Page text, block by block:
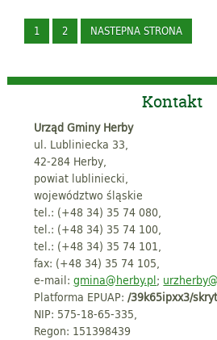
1 2 NASTEPNA STRONA
Kontakt
Urząd Gminy Herby
ul. Lubliniecka 33,
42-284 Herby,
powiat lubliniecki,
województwo śląskie
tel.: (+48 34) 35 74 080,
tel.: (+48 34) 35 74 100,
tel.: (+48 34) 35 74 101,
fax: (+48 34) 35 74 105,
e-mail:gmina@herby.pl;
Platforma EPUAP:/39k65ipxx3/
NIP: 575-18-65-335,
Regon: 151398439